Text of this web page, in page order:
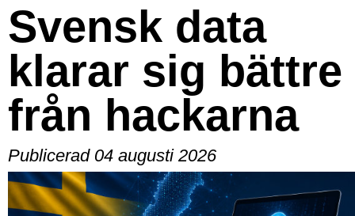
Svensk data
klarar sig bättre
från hackarna
Publicerad 04 augusti 2026